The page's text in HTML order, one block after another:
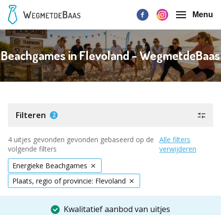
Menu
Beachgames in Flevoland - WegmetdeBaas
Filteren 2
4 uitjes gevonden gevonden gebaseerd op de
volgende filters
Alle filters
verwijderen
Energieke Beachgames
Plaats, regio of provincie: Flevoland
Kwalitatief aanbod van uitjes